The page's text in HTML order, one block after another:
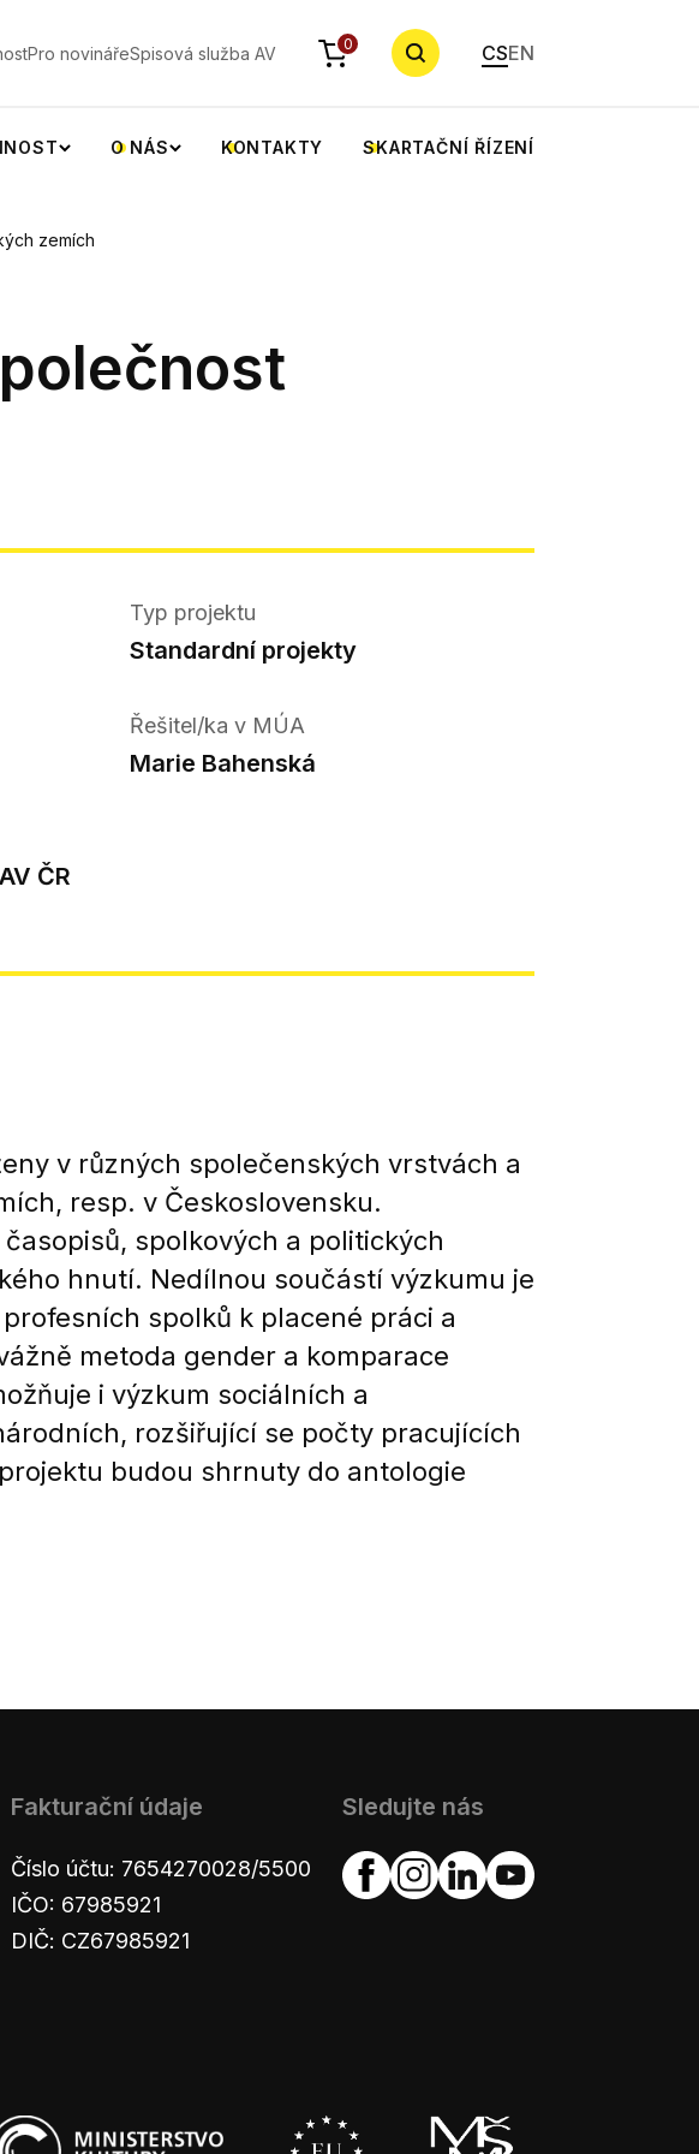
Pro novinářeSpisová služba AV 0 CSEN
O NÁS KONTAKTY SKARTAČNÍ ŘÍZENÍ
zemích
Typ projektu
Standardní projekty
Řešitel/ka v MÚA
Marie Bahenská
ČR
v různých společenských vrstvách a
resp. v Československu.
spolkových a politických
hnutí. Nedílnou součástí výzkumu je
spolků k placené práci a
metoda gender a komparace
i výzkum sociálních a
rozšiřující se počty pracujících
budou shrnuty do antologie
Fakturační údaje
Číslo účtu: 7654270028/5500
IČO: 67985921
DIČ: CZ67985921
Sledujte nás